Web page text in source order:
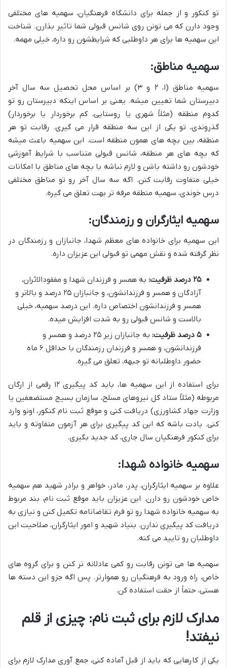
تو کنکور و از جمله برای دانشگاه فرهنگیان، سهمیه های مختلفی
وجود دارن که می تونن روی شانس قبولی شما تاثیر بذارن. شناخت
این سهمیه ها برای هر داوطلبی که شرایطشون رو داره، خیلی مهمه.
سهمیه مناطق:
سهمیه مناطق (۱، ۲ و ۳) بر اساس محل تحصیل سه سال آخر
دبیرستان شما تعیین میشه. یعنی بر اساس اینکه دبیرستان رو تو
کدوم منطقه (مثلاً شهری یا روستایی، کم برخوردار یا برخوردار)
گذروندی، تو یکی از این سه منطقه قرار می گیری. رقابت تو هر
منطقه، بین بچه های همون منطقه است. این سهمیه باعث میشه
که بچه های هر منطقه، شانس قبولی متناسب با شرایط آموزشی
خودشون رو داشته باشن و لازم نباشه با بچه های مناطق با امکانات
خیلی متفاوت رقابت کنن. اگه سه سال آخر رو تو مناطق مختلفی
درس خوندی، سهمیه منطقه مرفه تر بهت تعلق می گیره.
سهمیه ایثارگران و رزمندگان:
این سهمیه برای خانواده های معظم شهدا، جانبازان و رزمندگان در
نظر گرفته شده و نقش مهمی تو قبولی این عزیزان داره.
۲۵ درصد ظرفیت:
به همسر و فرزندان شهدا و مفقودالاثران،
آزادگان و همسر و فرزندانشون، و جانبازان ۲۵ درصد و بالاتر و
همسر و فرزندانشون اختصاص داره. این درصد سهمیه، خیلی
بالاست و شانس قبولی رو به شدت افزایش میده.
۵ درصد ظرفیت:
به جانبازان زیر ۲۵ درصد و همسر و
فرزندانشون، و همسر و فرزندان رزمندگان با حداقل ۶ ماه
حضور داوطلبانه تو جبهه، تعلق می گیره.
برای استفاده از این سهمیه ها، باید کد پیگیری ۱۲ رقمی از ارگان
مربوطه (مثلاً ستاد کل نیروهای مسلح، سازمان بسیج مستضعفین یا
وزارت جهاد کشاورزی) دریافت کنی و موقع ثبت نام کنکور، اونو وارد
کنی. یادت باشه که این کد پیگیری برای هر آزمون متفاوته و باید
برای کنکور فرهنگیان سال جاری، کد جدید بگیری.
سهمیه خانواده شهدا:
علاوه بر سهمیه ایثارگران، پدر، مادر، خواهر و برادر شهید هم سهمیه
خاص خودشون رو دارن. این عزیزان باید موقع ثبت نام، بند مربوط
به سهمیه خانواده شهدا رو تو فرم تقاضانامه تکمیل کنن و نیازی به
دریافت کد پیگیری ندارن. بنیاد شهید و امور ایثارگران، صلاحیت این
داوطلبان رو تایید می کنه.
سهمیه ها می تونن رقابت رو کمی عادلانه تر کنن و برای گروه های
خاص، راه ورود به فرهنگیان رو هموارتر. پس اگه جزو این دسته ها
هستی، حتماً از حقت استفاده کن.
مدارک لازم برای ثبت نام: چیزی از قلم
نیفتد!
یکی از کارهایی که باید از قبل آماده کنی، جمع آوری مدارک لازم برای